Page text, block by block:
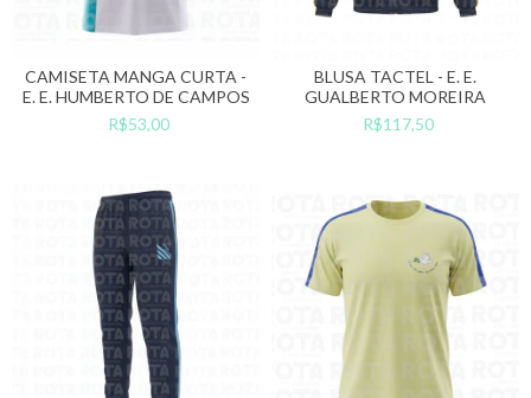
CAMISETA MANGA CURTA -
E. E. HUMBERTO DE CAMPOS
R$53,00
BLUSA TACTEL - E. E.
GUALBERTO MOREIRA
R$117,50